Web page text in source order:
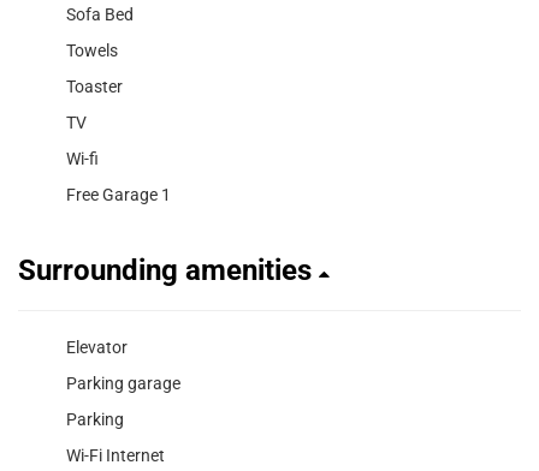
Sofa Bed
Towels
Toaster
TV
Wi-fi
Free Garage 1
Surrounding amenities
Elevator
Parking garage
Parking
Wi-Fi Internet